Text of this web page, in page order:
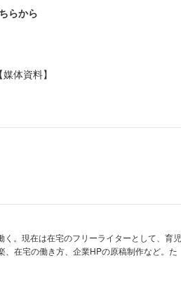
り15万円ではカツカツだ。仕事
いるのかわからなくなるだろ
らから
体資料】
。現在は在宅のフリーライターとして、育児
在宅の働き方、企業HPの原稿制作など。た